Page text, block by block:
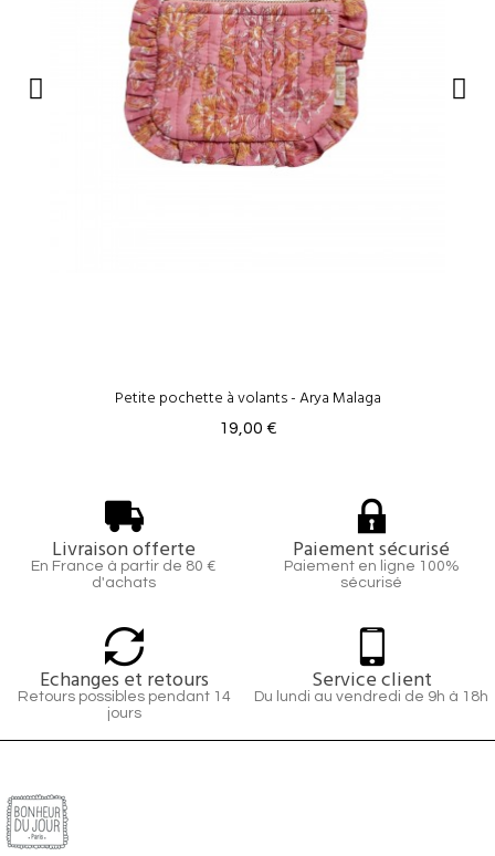
Petite pochette à volants - Arya Malaga
19,00 €
Livraison offerte
En France à partir de 80 €
d'achats
Paiement sécurisé
Paiement en ligne 100%
sécurisé
Echanges et retours
Retours possibles pendant 14
jours
Service client
Du lundi au vendredi de 9h à 18h